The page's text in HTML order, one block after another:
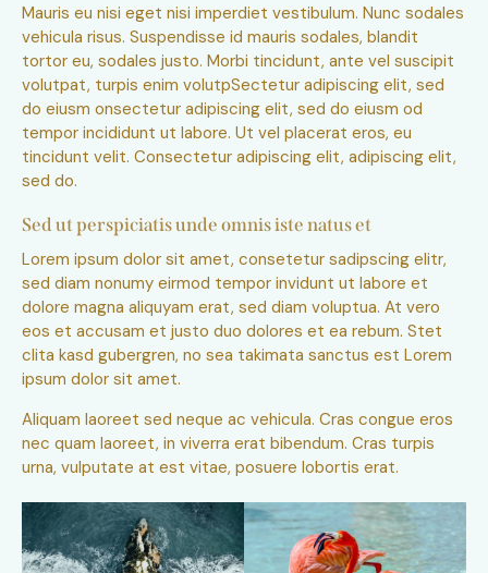
Mauris eu nisi eget nisi imperdiet vestibulum. Nunc sodales
vehicula risus. Suspendisse id mauris sodales, blandit
tortor eu, sodales justo. Morbi tincidunt, ante vel suscipit
volutpat, turpis enim volutpSectetur adipiscing elit, sed
do eiusm onsectetur adipiscing elit, sed do eiusm od
tempor incididunt ut labore. Ut vel placerat eros, eu
tincidunt velit. Consectetur adipiscing elit, adipiscing elit,
sed do.
Sed ut perspiciatis unde omnis iste natus et
Lorem ipsum dolor sit amet, consetetur sadipscing elitr,
sed diam nonumy eirmod tempor invidunt ut labore et
dolore magna aliquyam erat, sed diam voluptua. At vero
eos et accusam et justo duo dolores et ea rebum. Stet
clita kasd gubergren, no sea takimata sanctus est Lorem
ipsum dolor sit amet.
Aliquam laoreet sed neque ac vehicula. Cras congue eros
nec quam laoreet, in viverra erat bibendum. Cras turpis
urna, vulputate at est vitae, posuere lobortis erat.